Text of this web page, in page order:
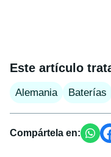
Este artículo
Alemania Baterías
Compártela en: